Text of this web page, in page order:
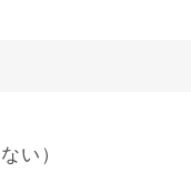
い）